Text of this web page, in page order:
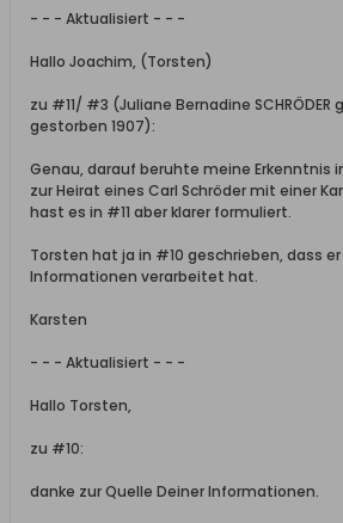
- - - Aktualisiert - - -
Hallo Joachim, (Torsten)
zu #11/ #3 (Juliane Bernadine SCHRÖDER
gestorben 1907):
Genau, darauf beruhte meine Erkenntnis
zur Heirat eines Carl Schröder mit einer
hast es in #11 aber klarer formuliert.
Torsten hat ja in #10 geschrieben, dass
Informationen verarbeitet hat.
Karsten
- - - Aktualisiert - - -
Hallo Torsten,
zu #10:
danke zur Quelle Deiner Informationen.